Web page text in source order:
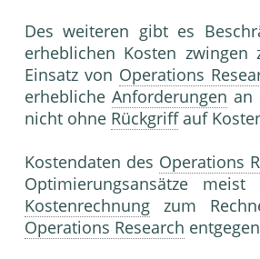
Des weiteren gibt es
erheblichen Kosten
Einsatz von Operations
erheblicheAnforderungen an
nicht ohne Rückgriffauf
Kostendaten des Operations
Optimierungsansätze
Kostenrechnung zum
Operations Research